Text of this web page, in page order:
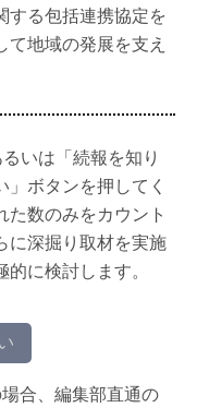
する包括連携協定を
地域の発展を支え
いは「続報を知り
ボタンを押してく
数のみをカウント
に深掘り取材を実施
に検討します。
合、編集部直通の